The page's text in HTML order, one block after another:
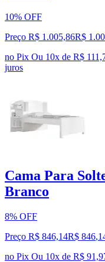
10% OFF
Preço R$ 1.005,86R$
no Pix Ou 10x de R$
juros
Cama Para
Branco
8% OFF
Preço R$ 846,14R$ 846,
no Pix Ou 10x de R$